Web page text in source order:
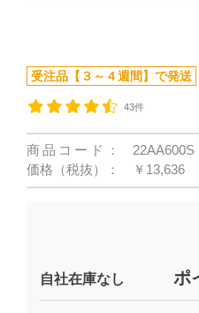
受注品【３～４週間】で発送
43件
商品コード：
22AA600S
価格（税抜）：
￥13,636
自社在庫なし ポ